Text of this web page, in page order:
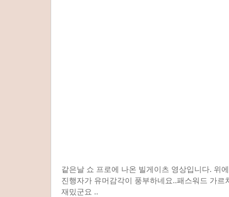
같은날 쇼 프로에 나온 빌게이츠 영상입니다. 위
진행자가 유머감각이 풍부하네요..패스워드 가르
재밌군요 ..